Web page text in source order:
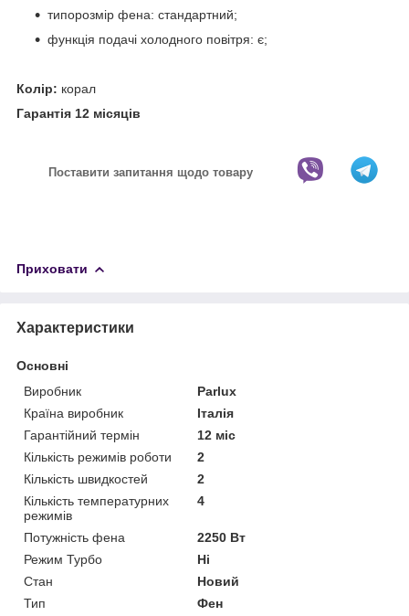
типорозмір фена: стандартний;
функція подачі холодного повітря: є;
Колір: корал
Гарантія 12 місяців
Поставити запитання щодо товару
Приховати
Характеристики
Основні
Виробник
Parlux
Країна виробник
Італія
Гарантійний термін
12 міс
Кількість режимів роботи
2
Кількість швидкостей
2
Кількість температурних
режимів
4
Потужність фена
2250 Вт
Режим Турбо
Ні
Стан
Новий
Тип
Фен